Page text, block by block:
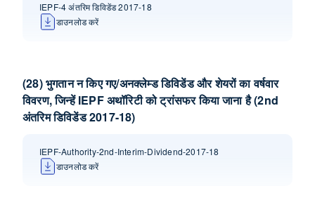
IEPF-4 अंतरिम डिविडेंड 2017-18
डाउनलोड करें
(28) भुगतान न किए गए/अनक्लेम्‍ड डिविडेंड और शेयरों का वर्षवार
विवरण, जिन्‍हें IEPF अथॉरिटी को ट्रांसफर किया जाना है (2nd
अंतरिम डिविडेंड 2017-18)
IEPF-Authority-2nd-Interim-Dividend-2017-18
डाउनलोड करें